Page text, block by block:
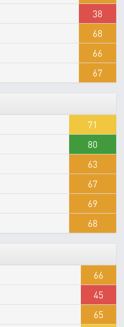
38
68
66
67
71
80
63
67
69
68
66
45
65